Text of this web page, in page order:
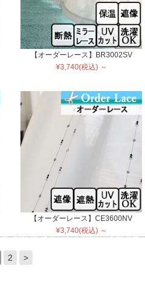
【オーダーレース】BR3002SV
¥3,740(税込) ～
【オーダーレース】CE3600NV
¥3,740(税込) ～
2 >